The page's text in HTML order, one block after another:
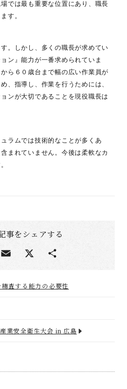
では最も重要な位置にあり、職長
す。
。しかし、多くの職長が求めてい
ン』能力が一番求められていま
ら６０歳台まで幅の広い作業員が
、指導し、作業を行うためには、
ンが大切であることを現役職長は
ラムでは技術的なことが多くあ
まれていません。今後は柔軟なカ
。
事をシェアする
査する能力の必要性
業安全衛生大会 in 広島